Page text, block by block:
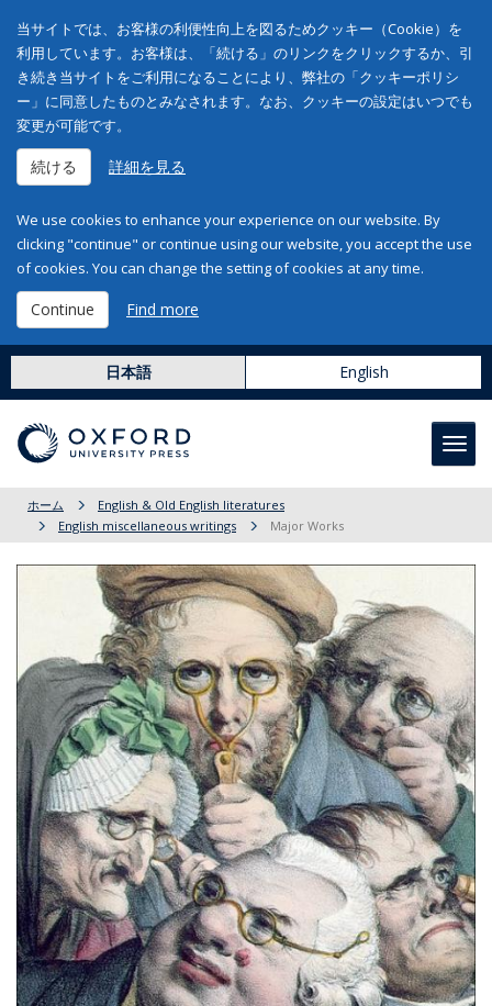
当サイトでは、お客様の利便性向上を図るためクッキー（Cookie）を
利用しています。お客様は、「続ける」のリンクをクリックするか、引
き続き当サイトをご利用になることにより、弊社の「クッキーポリシ
ー」に同意したものとみなされます。なお、クッキーの設定はいつでも
変更が可能です。
続ける 詳細を見る
We use cookies to enhance your experience on our website. By
clicking "continue" or continue using our website, you accept the use
of cookies. You can change the setting of cookies at any time.
Continue Find more
日本語 English
ホーム
English & Old English literatures
English miscellaneous writings
Major Works